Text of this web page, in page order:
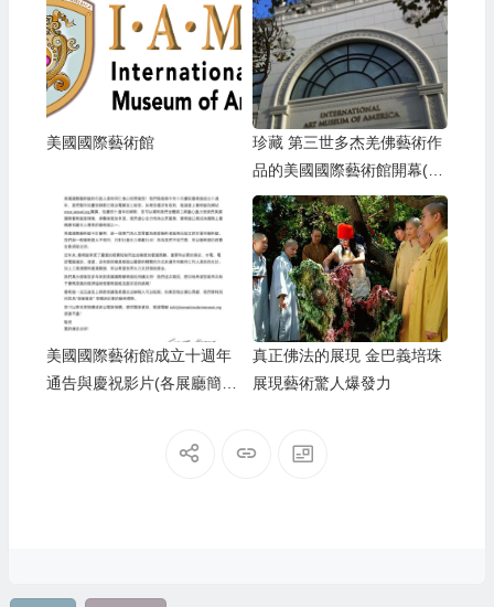
美國國際藝術館
珍藏 第三世多杰羌佛藝術作
品的美國國際藝術館開幕(影
視)
美國國際藝術館成立十週年
通告與慶祝影片(各展廳簡
真正佛法的展現 金巴義培珠
展現藝術驚人爆發力